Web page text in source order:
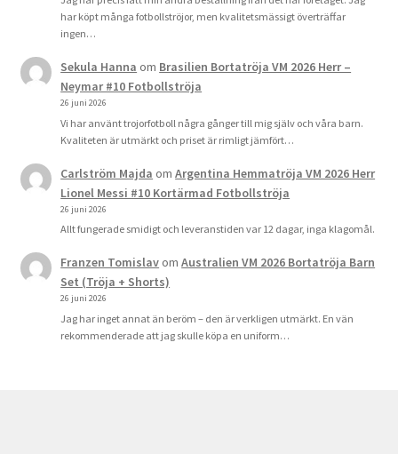
har köpt många fotbollströjor, men kvalitetsmässigt överträffar
ingen…
Sekula Hanna om Brasilien Bortatröja VM 2026 Herr –
Neymar #10 Fotbollströja
26 juni 2026
Vi har använt trojorfotboll några gånger till mig själv och våra barn.
Kvaliteten är utmärkt och priset är rimligt jämfört…
Carlström Majda omArgentina Hemmatröja VM 2026 Herr
Lionel Messi #10 Kortärmad Fotbollströja
26 juni 2026
Allt fungerade smidigt och leveranstiden var 12 dagar, inga klagomål.
Franzen TomislavomAustralien VM 2026 Bortatröja Barn
Set (Tröja + Shorts)
26 juni 2026
Jag har inget annat än beröm – den är verkligen utmärkt. En vän
rekommenderade att jag skulle köpa en uniform…